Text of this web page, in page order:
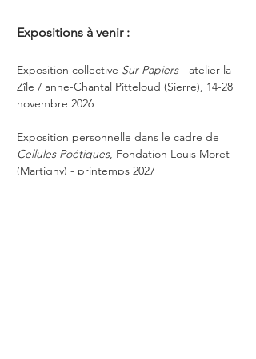
Expositions à venir :
Exposition collective Sur Papiers- atelier la
Zîle / anne-Chantal Pitteloud (Sierre), 14-28
novembre 2026
Exposition personnelle dans le cadre de
Cellules Poétiques, Fondation Louis Moret
(Martigny) - printemps 2027